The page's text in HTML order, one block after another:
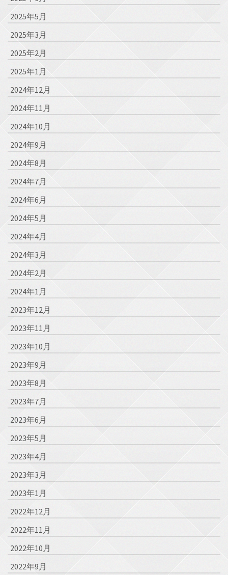
2025年5月
2025年3月
2025年2月
2025年1月
2024年12月
2024年11月
2024年10月
2024年9月
2024年8月
2024年7月
2024年6月
2024年5月
2024年4月
2024年3月
2024年2月
2024年1月
2023年12月
2023年11月
2023年10月
2023年9月
2023年8月
2023年7月
2023年6月
2023年5月
2023年4月
2023年3月
2023年1月
2022年12月
2022年11月
2022年10月
2022年9月